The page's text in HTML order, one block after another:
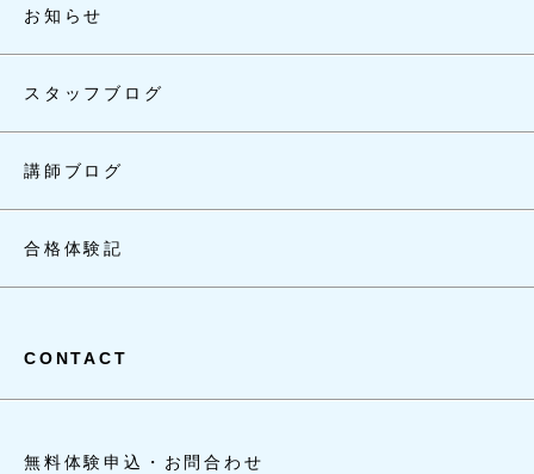
お知らせ
スタッフブログ
講師ブログ
合格体験記
CONTACT
無料体験申込・お問合わせ